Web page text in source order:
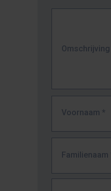
Omschrijving
Voornaam *
Familienaam